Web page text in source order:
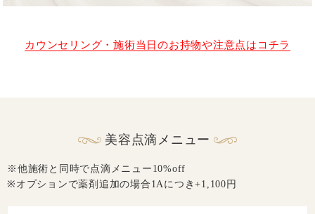
カウンセリング・施術当日のお持物や注意点はコチラ
美容点滴メニュー
※他施術と同時で点滴メニュー10%off
※オプションで薬剤追加の場合1Aにつき+1,100円